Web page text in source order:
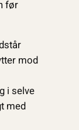
før
mod
i selve
med